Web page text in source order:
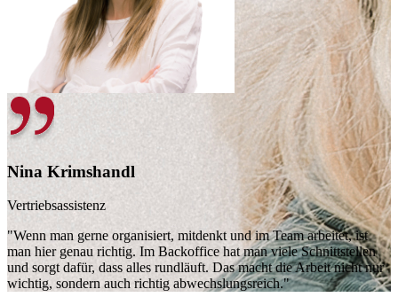
Nina Krimshandl
Vertriebsassistenz
"Wenn man gerne organisiert, mitdenkt und im Team arbeitet, ist
man hier genau richtig. Im Backoffice hat man viele Schnittstellen
und sorgt dafür, dass alles rundläuft. Das macht die Arbeit nicht nur
wichtig, sondern auch richtig abwechslungsreich."